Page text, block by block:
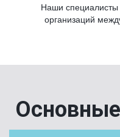
Наши
организаций